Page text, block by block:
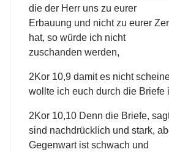
die der Herr uns zu eurer
Erbauung und nicht zu eurer
hat, so würde ich nicht
zuschanden werden,
2Kor 10,9 damit es nicht
wollte ich euch durch die Briefe
2Kor 10,10 Denn die Briefe,
sind nachdrücklich und stark,
Gegenwart ist schwach und